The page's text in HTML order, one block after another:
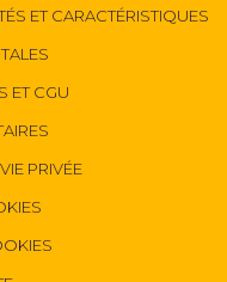
ET CARACTÉRISTIQUES
ET CGU
PRIVÉE